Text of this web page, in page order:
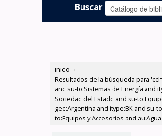
Buscar
Inicio ›
Resultados de la búsqueda para
and su-to:Sistemas de Energía and
Sociedad del Estado and su-
geo:Argentina and itype:BK and su-
to:Equipos y Accesorios and